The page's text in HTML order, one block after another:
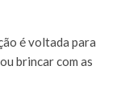
é voltada para
brincar com as